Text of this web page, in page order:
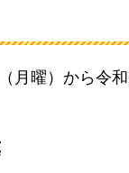
月曜）から令